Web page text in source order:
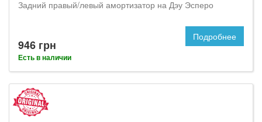
Задний правый/левый амортизатор на Дэу Эсперо
946 грн
Есть в наличии
Подробнее